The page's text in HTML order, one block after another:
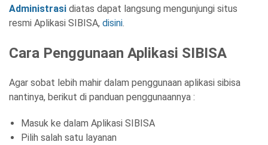
Administrasi diatas dapat langsung mengunjungi situs
resmi Aplikasi SIBISA, disini.
Cara Penggunaan Aplikasi SIBISA
Agar sobat lebih mahir dalam penggunaan aplikasi sibisa
nantinya, berikut di panduan penggunaannya :
Masuk ke dalam Aplikasi SIBISA
Pilih salah satu layanan